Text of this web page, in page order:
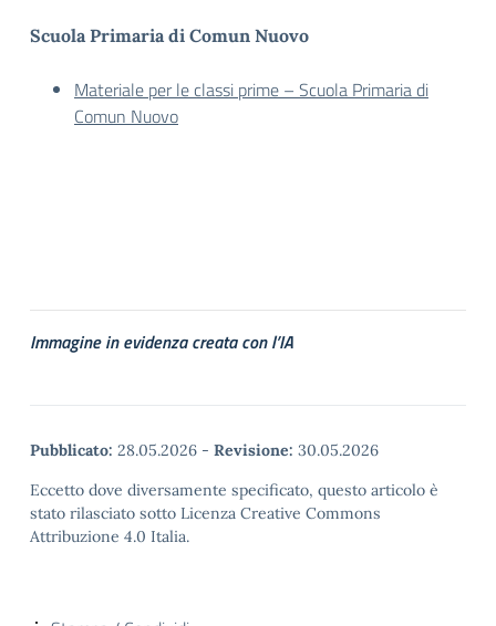
Scuola Primaria di Comun Nuovo
Materiale per le classi prime – Scuola Primaria di
Comun Nuovo
Immagine in evidenza creata con l’IA
Pubblicato: 28.05.2026 - Revisione: 30.05.2026
Eccetto dove diversamente specificato, questo articolo è
stato rilasciato sotto Licenza Creative Commons
Attribuzione 4.0 Italia.